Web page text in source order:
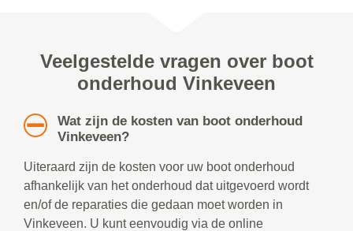
Veelgestelde vragen over boot
onderhoud Vinkeveen
Wat zijn de kosten van boot onderhoud
Vinkeveen?
Uiteraard zijn de kosten voor uw boot onderhoud
afhankelijk van het onderhoud dat uitgevoerd wordt
en/of de reparaties die gedaan moet worden in
Vinkeveen. U kunt eenvoudig via de online